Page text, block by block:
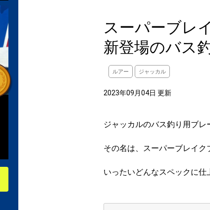
スーパーブレ
新登場のバス
ルアー ジャッカル
2023年09月04日 更新
ジャッカルのバス釣り用ブレ
その名は、スーパーブレイク
いったいどんなスペックに仕